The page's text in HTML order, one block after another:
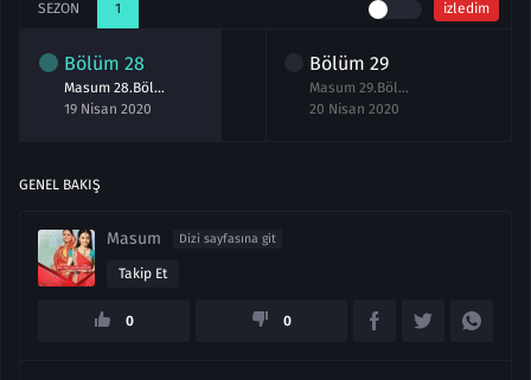
SEZON 1 izledim
Bölüm 28
Masum 28.Bölüm izle 19 Nisan 2020
19 Nisan 2020
Bölüm 29
Masum 29.Bölüm izle 20 Nisan 2020
20 Nisan 2020
GENEL BAKIŞ
Masum Dizi sayfasına git
Takip Et
0 0